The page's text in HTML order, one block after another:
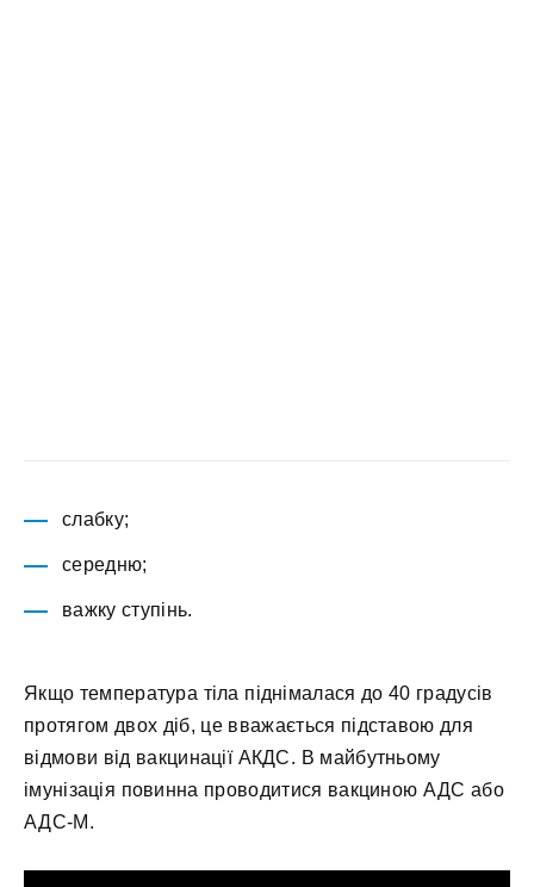
слабку;
середню;
важку ступінь.
Якщо температура тіла піднімалася до 40 градусів
протягом двох діб, це вважається підставою для
відмови від вакцинації АКДС. В майбутньому
імунізація повинна проводитися вакциною АДС або
АДС-М.